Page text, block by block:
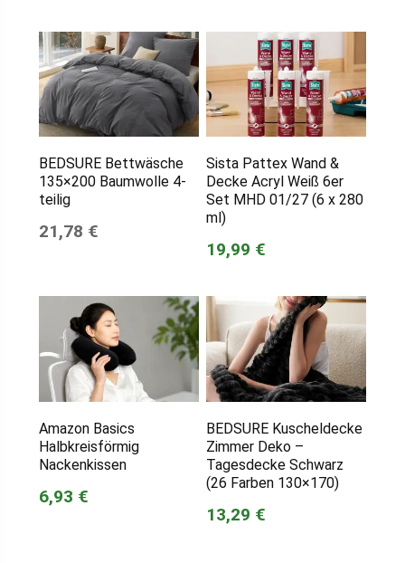
BEDSURE Bettwäsche
135×200 Baumwolle 4-
teilig
21,78 €
Sista Pattex Wand &
Decke Acryl Weiß 6er
Set MHD 01/27 (6 x 280
ml)
19,99 €
Amazon Basics
Halbkreisförmig
Nackenkissen
6,93 €
BEDSURE Kuscheldecke
Zimmer Deko –
Tagesdecke Schwarz
(26 Farben 130×170)
13,29 €